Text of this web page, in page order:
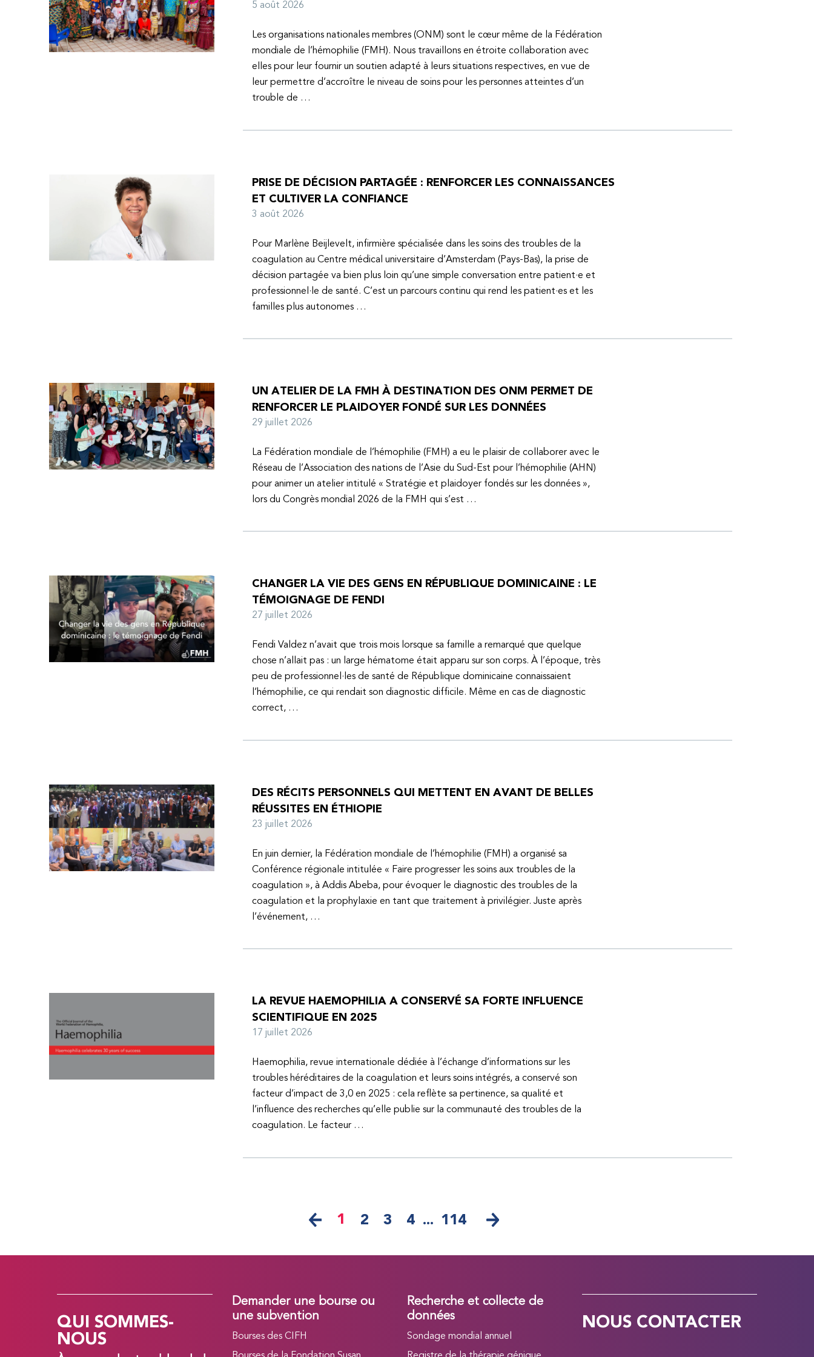
l’espoir d’une vie meilleure.
5 août 2026
Les organisations nationales membres (ONM) sont le cœur même de la Fédération
mondiale de l’hémophilie (FMH). Nous travaillons en étroite collaboration avec
elles pour leur fournir un soutien adapté à leurs situations respectives, en vue de
leur permettre d’accroître le niveau de soins pour les personnes atteintes d’un
trouble de …
PRISE DE DÉCISION PARTAGÉE : RENFORCER LES CONNAISSANCES
ET CULTIVER LA CONFIANCE
3 août 2026
Pour Marlène Beijlevelt, infirmière spécialisée dans les soins des troubles de la
coagulation au Centre médical universitaire d’Amsterdam (Pays-Bas), la prise de
décision partagée va bien plus loin qu’une simple conversation entre patient·e et
professionnel·le de santé. C’est un parcours continu qui rend les patient·es et les
familles plus autonomes …
UN ATELIER DE LA FMH À DESTINATION DES ONM PERMET DE
RENFORCER LE PLAIDOYER FONDÉ SUR LES DONNÉES
29 juillet 2026
La Fédération mondiale de l’hémophilie (FMH) a eu le plaisir de collaborer avec le
Réseau de l’Association des nations de l’Asie du Sud-Est pour l’hémophilie (AHN)
pour animer un atelier intitulé « Stratégie et plaidoyer fondés sur les données »,
lors du Congrès mondial 2026 de la FMH qui s’est …
CHANGER LA VIE DES GENS EN RÉPUBLIQUE DOMINICAINE : LE
TÉMOIGNAGE DE FENDI
27 juillet 2026
Fendi Valdez n’avait que trois mois lorsque sa famille a remarqué que quelque
chose n’allait pas : un large hématome était apparu sur son corps. À l’époque, très
peu de professionnel·les de santé de République dominicaine connaissaient
l’hémophilie, ce qui rendait son diagnostic difficile. Même en cas de diagnostic
correct, …
DES RÉCITS PERSONNELS QUI METTENT EN AVANT DE BELLES
RÉUSSITES EN ÉTHIOPIE
23 juillet 2026
En juin dernier, la Fédération mondiale de l’hémophilie (FMH) a organisé sa
Conférence régionale intitulée « Faire progresser les soins aux troubles de la
coagulation », à Addis Abeba, pour évoquer le diagnostic des troubles de la
coagulation et la prophylaxie en tant que traitement à privilégier. Juste après
l’événement, …
LA REVUE HAEMOPHILIA A CONSERVÉ SA FORTE INFLUENCE
SCIENTIFIQUE EN 2025
17 juillet 2026
Haemophilia, revue internationale dédiée à l’échange d’informations sur les
troubles héréditaires de la coagulation et leurs soins intégrés, a conservé son
facteur d’impact de 3,0 en 2025 : cela reflète sa pertinence, sa qualité et
l’influence des recherches qu’elle publie sur la communauté des troubles de la
coagulation. Le facteur …
1 2 3 4 ... 114
QUI SOMMES-
NOUS
Demander une bourse ou
une subvention
Bourses des CIFH
Recherche et collecte de
données
Sondage mondial annuel
NOUS CONTACTER